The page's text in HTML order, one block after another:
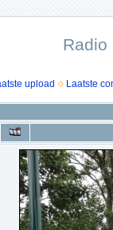
Radio
upload Laatste